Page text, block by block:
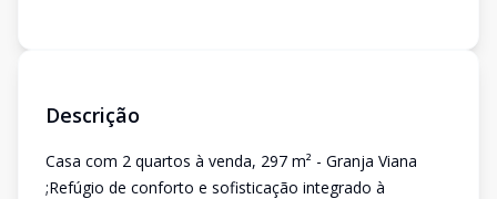
Descrição
Casa com 2 quartos à venda, 297 m² - Granja Viana
;Refúgio de conforto e sofisticação integrado à